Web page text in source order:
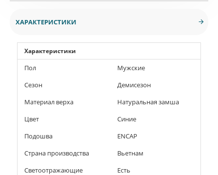
ХАРАКТЕРИСТИКИ
Характеристики
Пол
Мужские
Сезон
Демисезон
Материал верха
Натуральная замша
Цвет
Синие
Подошва
ENCAP
Страна производства
Вьетнам
Светоотражающие
Есть